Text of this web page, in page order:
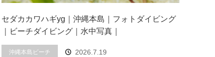
セダカカワハギyg｜沖縄本島｜フォトダイビング
｜ビーチダイビング｜水中写真｜
沖縄本島ビーチ 2026.7.19